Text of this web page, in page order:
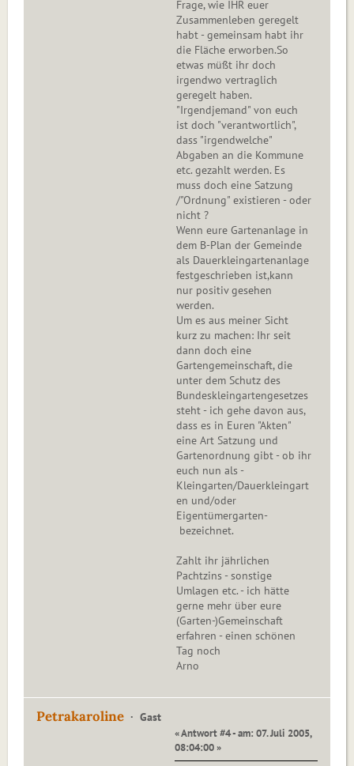
Frage, wie IHR euer
Zusammenleben geregelt
habt - gemeinsam habt ihr
die Fläche erworben.So
etwas müßt ihr doch
irgendwo vertraglich
geregelt haben.
"Irgendjemand" von euch
ist doch "verantwortlich",
dass "irgendwelche"
Abgaben an die Kommune
etc. gezahlt werden. Es
muss doch eine Satzung
/"Ordnung" existieren - oder
nicht ?
Wenn eure Gartenanlage in
dem B-Plan der Gemeinde
als Dauerkleingartenanlage
festgeschrieben ist,kann
nur positiv gesehen
werden.
Um es aus meiner Sicht
kurz zu machen: Ihr seit
dann doch eine
Gartengemeinschaft, die
unter dem Schutz des
Bundeskleingartengesetzes
steht - ich gehe davon aus,
dass es in Euren "Akten"
eine Art Satzung und
Gartenordnung gibt - ob ihr
euch nun als -
Kleingarten/Dauerkleingart
en und/oder
Eigentümergarten-
bezeichnet.
Zahlt ihr jährlichen
Pachtzins - sonstige
Umlagen etc. - ich hätte
gerne mehr über eure
(Garten-)Gemeinschaft
erfahren - einen schönen
Tag noch
Arno
Petrakaroline Gast
« Antwort #4 - am: 07. Juli 2005,
08:04:00 »